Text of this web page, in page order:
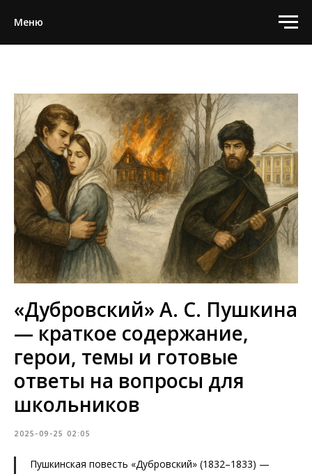
Меню
«Дубровский» А. С. Пушкина
— краткое содержание,
герои, темы и готовые
ответы на вопросы для
школьников
2025-09-25 02:05
Пушкинская повесть «Дубровский» (1832–1833) —